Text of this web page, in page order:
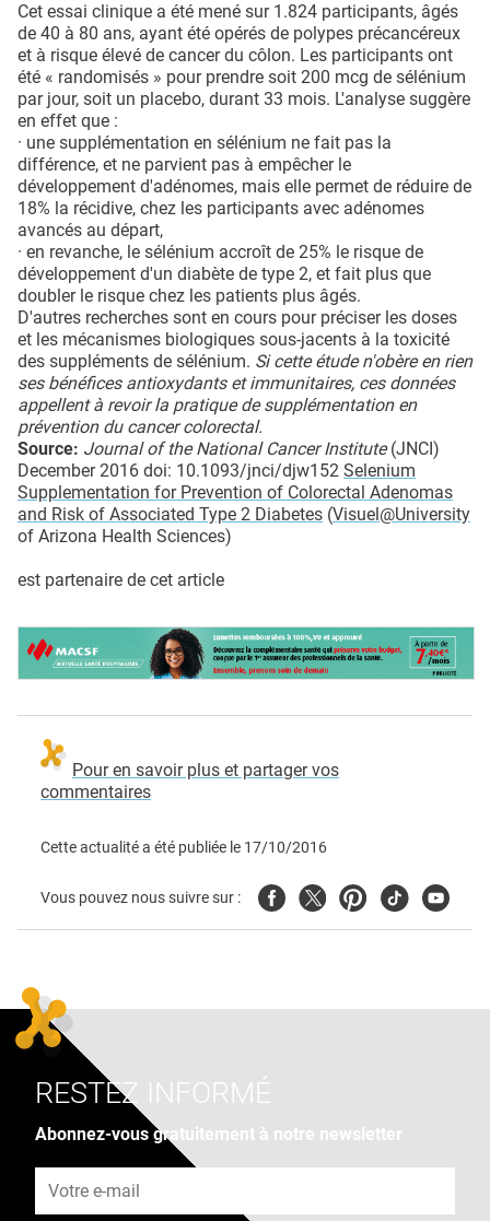
Cet essai clinique a été mené sur 1.824 participants, âgés
de 40 à 80 ans, ayant été opérés de polypes précancéreux
et à risque élevé de cancer du côlon. Les participants ont
été « randomisés » pour prendre soit 200 mcg de sélénium
par jour, soit un placebo, durant 33 mois. L'analyse suggère
en effet que :
· une supplémentation en sélénium ne fait pas la
différence, et ne parvient pas à empêcher le
développement d'adénomes, mais elle permet de réduire de
18% la récidive, chez les participants avec adénomes
avancés au départ,
· en revanche, le sélénium accroît de 25% le risque de
développement d'un diabète de type 2, et fait plus que
doubler le risque chez les patients plus âgés.
D'autres recherches sont en cours pour préciser les doses
et les mécanismes biologiques sous-jacents à la toxicité
des suppléments de sélénium. Si cette étude n'obère en rien
ses bénéfices antioxydants et immunitaires, ces données
appellent à revoir la pratique de supplémentation en
prévention du cancer colorectal.
Source: Journal of the National Cancer Institute(JNCI)
December 2016 doi: 10.1093/jnci/djw152 Selenium
Supplementation for Prevention of Colorectal Adenomas
and Risk of Associated Type 2 Diabetes (Visuel@University
of Arizona Health Sciences)
est partenaire de cet article
Pour en savoir plus et partager vos
commentaires
Cette actualité a été publiée le 17/10/2016
Vous pouvez nous suivre sur : FacebookTwitterPinterest
TiktokYoutube
RESTEZ INFORMÉ
Abonnez-vous gratuitement à notre newsletter